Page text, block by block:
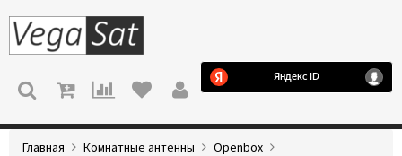
МЕНЮ
Главная Комнатные антенны
Openbox